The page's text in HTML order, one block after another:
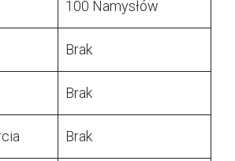
100 Namysłów
Brak
Brak
Brak